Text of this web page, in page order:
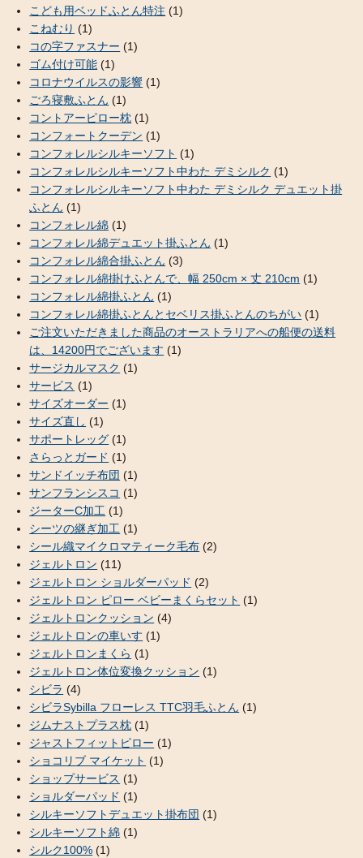
こども用ベッドふとん特注 (1)
こねむり (1)
コの字ファスナー (1)
ゴム付け可能 (1)
コロナウイルスの影響 (1)
ごろ寝敷ふとん (1)
コントアーピロー枕 (1)
コンフォートクーデン (1)
コンフォレルシルキーソフト (1)
コンフォレルシルキーソフト中わた デミシルク (1)
コンフォレルシルキーソフト中わた デミシルク デュエット掛
ふとん (1)
コンフォレル綿 (1)
コンフォレル綿デュエット掛ふとん (1)
コンフォレル綿合掛ふとん (3)
コンフォレル綿掛けふとんで、幅 250cm × 丈 210cm (1)
コンフォレル綿掛ふとん (1)
コンフォレル綿掛ふとんとセベリス掛ふとんのちがい (1)
ご注文いただきました商品のオーストラリアへの船便の送料
は、14200円でございます (1)
サージカルマスク (1)
サービス (1)
サイズオーダー (1)
サイズ直し (1)
サポートレッグ (1)
さらっとガード (1)
サンドイッチ布団 (1)
サンフランシスコ (1)
ジーターC加工 (1)
シーツの継ぎ加工 (1)
シール織マイクロマティーク毛布 (2)
ジェルトロン (11)
ジェルトロン ショルダーパッド (2)
ジェルトロン ピロー ベビーまくらセット (1)
ジェルトロンクッション (4)
ジェルトロンの車いす (1)
ジェルトロンまくら (1)
ジェルトロン体位変換クッション (1)
シビラ (4)
シビラSybilla フローレス TTC羽毛ふとん (1)
ジムナストプラス枕 (1)
ジャストフィットピロー (1)
ショコリブ マイケット (1)
ショップサービス (1)
ショルダーパッド (1)
シルキーソフトデュエット掛布団 (1)
シルキーソフト綿 (1)
シルク100% (1)